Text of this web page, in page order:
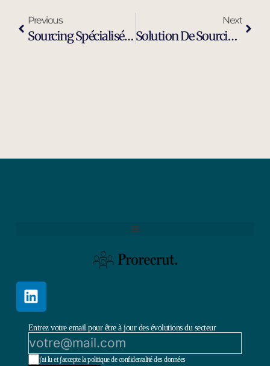
Previous
Sourcing Spécialisé Profil Industriel À Vitrolles
Next
Solution De Sourcing Et Recrutement Externalisé À Vitrolles
Entrez votre email pour être à jour des évolutions du secteur
j'ai lu et j'accepte la politique de confidentalité des données